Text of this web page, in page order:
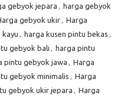
gebyok jepara , harga gebyok
gebyok ukir, Harga
kayu , harga kusen pintu bekas ,
gebyok bali , harga pintu
pintu gebyok jawa , Harga
gebyok minimalis , Harga
gebyok ukir jepara , Harga